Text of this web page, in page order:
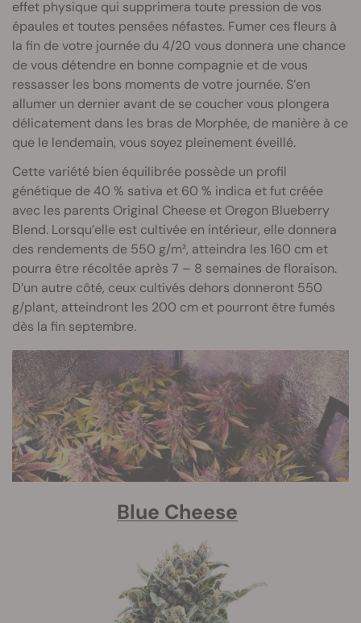
effet physique qui supprimera toute pression de vos
épaules et toutes pensées néfastes. Fumer ces fleurs à
la fin de votre journée du 4/20 vous donnera une chance
de vous détendre en bonne compagnie et de vous
ressasser les bons moments de votre journée. S’en
allumer un dernier avant de se coucher vous plongera
délicatement dans les bras de Morphée, de manière à ce
que le lendemain, vous soyez pleinement éveillé.
Cette variété bien équilibrée possède un profil
génétique de 40 % sativa et 60 % indica et fut créée
avec les parents Original Cheese et Oregon Blueberry
Blend. Lorsqu’elle est cultivée en intérieur, elle donnera
des rendements de 550 g/m², atteindra les 160 cm et
pourra être récoltée après 7 – 8 semaines de floraison.
D’un autre côté, ceux cultivés dehors donneront 550
g/plant, atteindront les 200 cm et pourront être fumés
dès la fin septembre.
Blue Cheese